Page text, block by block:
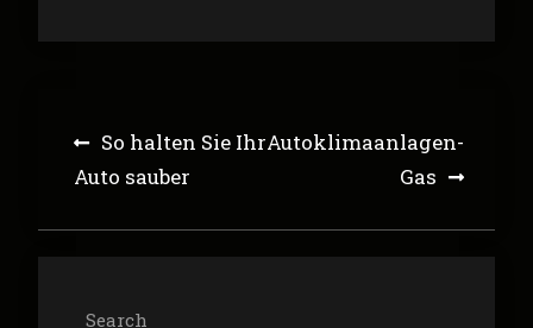
Post
navigation
So halten Sie Ihr
Auto sauber
Autoklimaanlagen-
Gas
Search